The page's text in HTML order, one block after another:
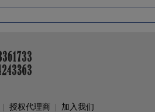
授权代理商 加入我们